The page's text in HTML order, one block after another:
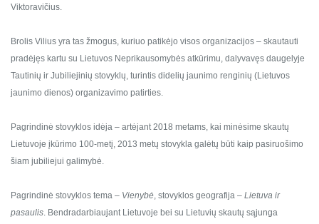
Viktoravičius.
Brolis Vilius yra tas žmogus, kuriuo patikėjo visos organizacijos – skautauti
pradėjęs kartu su Lietuvos Neprikausomybės atkūrimu, dalyvavęs daugelyje
Tautinių ir Jubiliejinių stovyklų, turintis didelių jaunimo renginių (Lietuvos
jaunimo dienos) organizavimo patirties.
Pagrindinė stovyklos idėja – artėjant 2018 metams, kai minėsime skautų
Lietuvoje įkūrimo 100-metį, 2013 metų stovykla galėtų būti kaip pasiruošimo
šiam jubiliejui galimybė.
Pagrindinė stovyklos tema – Vienybė, stovyklos geografija – Lietuva ir
pasaulis. Bendradarbiaujant Lietuvoje bei su Lietuvių skautų sąjunga